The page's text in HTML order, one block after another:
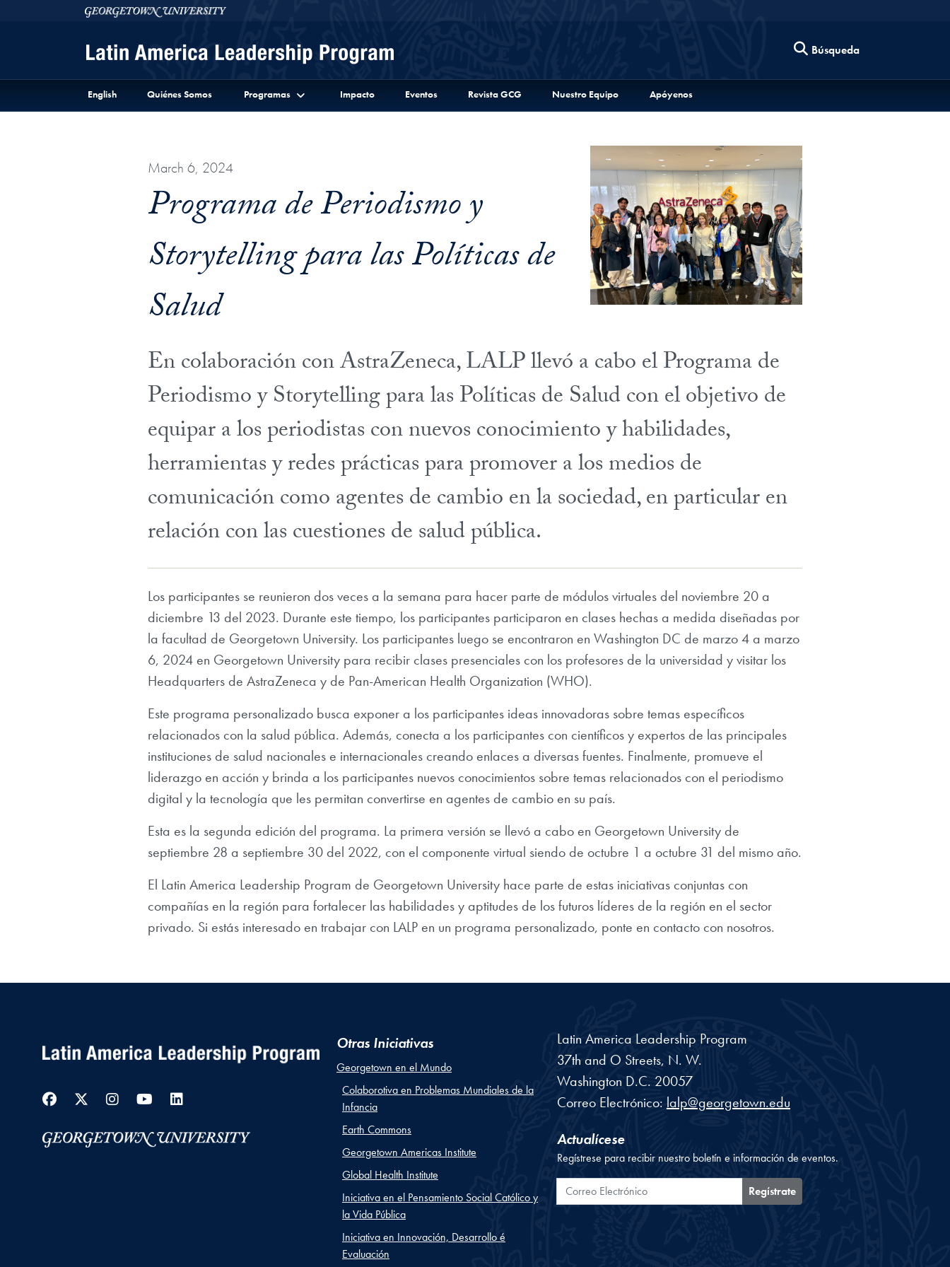
Skip to Latin America Leadership Program Full Site Menu
Skip to main contentGeorgetown University
Búsqueda
English Quiénes Somos Programas Impacto Eventos Revista GCG Nuestro Equipo Apóyenos
March 6, 2024
Programa de Periodismo y
Storytelling para las Políticas de
Salud
En colaboración con AstraZeneca, LALP llevó a cabo el Programa de
Periodismo y Storytelling para las Políticas de Salud con el objetivo de
equipar a los periodistas con nuevos conocimiento y habilidades,
herramientas y redes prácticas para promover a los medios de
comunicación como agentes de cambio en la sociedad, en particular en
relación con las cuestiones de salud pública.
Los participantes se reunieron dos veces a la semana para hacer parte de módulos virtuales del noviembre 20 a
diciembre 13 del 2023. Durante este tiempo, los participantes participaron en clases hechas a medida diseñadas por
la facultad de Georgetown University. Los participantes luego se encontraron en Washington DC de marzo 4 a marzo
6, 2024 en Georgetown University para recibir clases presenciales con los profesores de la universidad y visitar los
Headquarters de AstraZeneca y de Pan-American Health Organization (WHO).
Este programa personalizado busca exponer a los participantes ideas innovadoras sobre temas específicos
relacionados con la salud pública. Además, conecta a los participantes con científicos y expertos de las principales
instituciones de salud nacionales e internacionales creando enlaces a diversas fuentes. Finalmente, promueve el
liderazgo en acción y brinda a los participantes nuevos conocimientos sobre temas relacionados con el periodismo
digital y la tecnología que les permitan convertirse en agentes de cambio en su país.
Esta es la segunda edición del programa. La primera versión se llevó a cabo en Georgetown University de
septiembre 28 a septiembre 30 del 2022, con el componente virtual siendo de octubre 1 a octubre 31 del mismo año.
El Latin America Leadership Program de Georgetown University hace parte de estas iniciativas conjuntas con
compañías en la región para fortalecer las habilidades y aptitudes de los futuros líderes de la región en el sector
privado. Si estás interesado en trabajar con LALP en un programa personalizado, ponte en contacto con nosotros.
Facebook
Twitter
Instagram
YouTube
LinkedIn
Otras Iniciativas
Georgetown en el Mundo
Colaborotiva en Problemas Mundiales de la
Infancia
Earth Commons
Georgetown Americas Institute
Global Health Institute
Iniciativa en el Pensamiento Social Católico y
la Vida Pública
Iniciativa en Innovación, Desarrollo é
Evaluación
Latin America Leadership Program
37th and O Streets, N. W.
Washington D.C. 20057
Correo Electrónico: lalp@georgetown.edu
Actualícese
Regístrese para recibir nuestro boletín e información de eventos.
Correo Electrónico Regístrate